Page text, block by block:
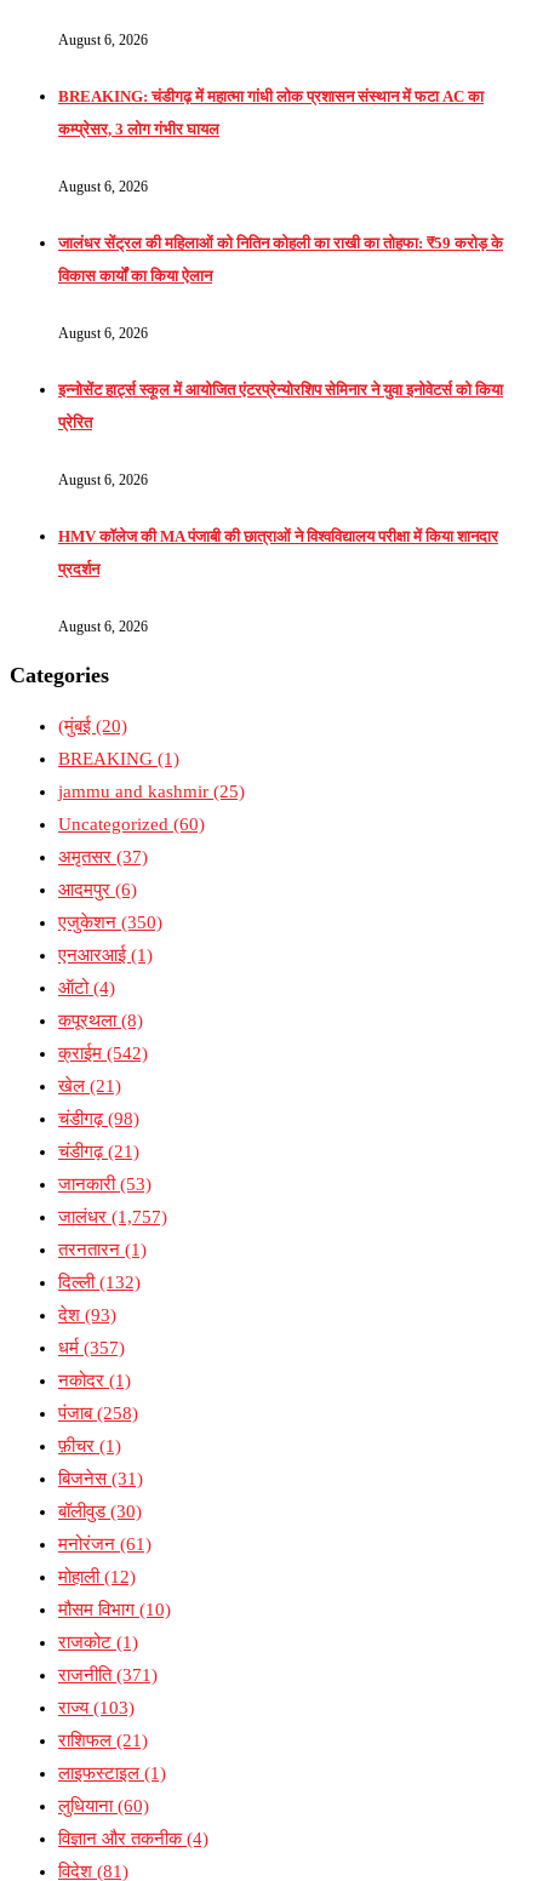
August 6, 2026
BREAKING: चंडीगढ़ में महात्मा गांधी लोक प्रशासन संस्थान में फटा AC का
कम्प्रेसर, 3 लोग गंभीर घायल
August 6, 2026
जालंधर सेंट्रल की महिलाओं को नितिन कोहली का राखी का तोहफा: ₹59 करोड़ के
विकास कार्यों का किया ऐलान
August 6, 2026
इन्नोसेंट हार्ट्स स्कूल में आयोजित एंटरप्रेन्योरशिप सेमिनार ने युवा इनोवेटर्स को किया
प्रेरित
August 6, 2026
HMV कॉलेज की MA पंजाबी की छात्राओं ने विश्वविद्यालय परीक्षा में किया शानदार
प्रदर्शन
August 6, 2026
Categories
(मुंबई (20)
BREAKING (1)
jammu and kashmir (25)
Uncategorized (60)
अमृतसर (37)
आदमपुर (6)
एजुकेशन (350)
एनआरआई (1)
ऑटो(4)
कपूरथला(8)
क्राईम (542)
खेल (21)
चंडीगढ़(98)
चंडीगढ़(21)
जानकारी(53)
जालंधर (1,757)
तरनतारन (1)
दिल्ली(132)
देश (93)
धर्म (357)
नकोदर (1)
पंजाब(258)
फ़ीचर (1)
बिजनेस(31)
बॉलीवुड(30)
मनोरंजन (61)
मोहाली(12)
मौसम विभाग (10)
राजकोट (1)
राजनीति(371)
राज्य(103)
राशिफल (21)
लाइफस्टाइल (1)
लुधियाना(60)
विज्ञान और तकनीक(4)
विदेश (81)